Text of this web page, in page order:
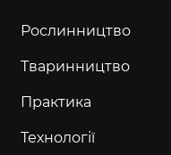
Рослинництво
Тваринництво
Практика
Технології